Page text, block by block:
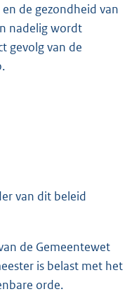
de gezondheid van
nadelig wordt
gevolg van de
van dit beleid
de Gemeentewet
is belast met het
orde.